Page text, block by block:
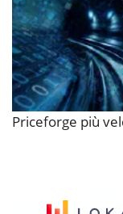
Priceforge più